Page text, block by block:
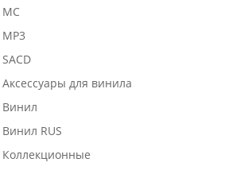
MC
MP3
SACD
Аксессуары для винила
Винил
Винил RUS
Коллекционные